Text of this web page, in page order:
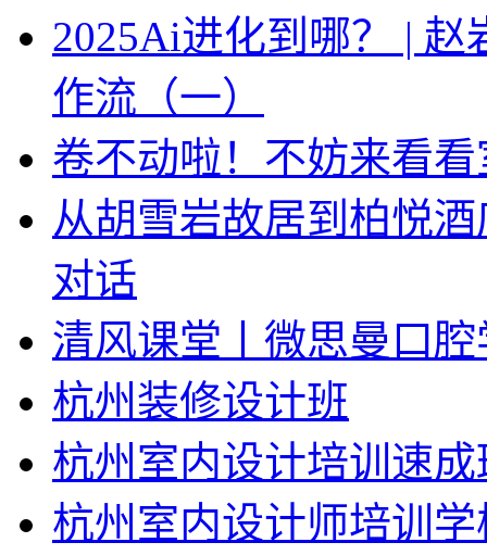
2025Ai进化到哪？ |
作流（一）
卷不动啦！不妨来看
从胡雪岩故居到柏悦
对话
清风课堂丨微思曼口
杭州装修设计班
杭州室内设计培训速成
杭州室内设计师培训